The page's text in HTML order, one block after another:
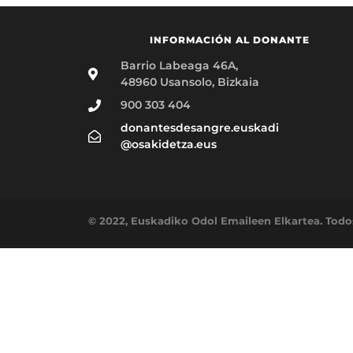
INFORMACIÓN AL DONANTE
Barrio Labeaga 46A,
48960 Usansolo, Bizkaia
900 303 404
donantesdesangre.euskadi
@osakidetza.eus
© 2022, Euskadiko Odol Emaileen Elkartea.